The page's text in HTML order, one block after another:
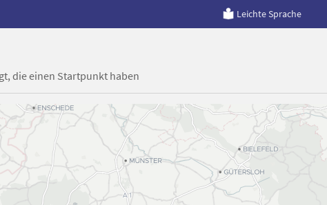
Leichte Sprache
die einen Startpunkt haben